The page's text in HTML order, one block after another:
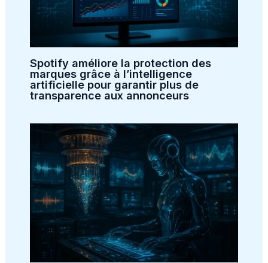
Spotify améliore la protection des
marques grâce à l’intelligence
artificielle pour garantir plus de
transparence aux annonceurs